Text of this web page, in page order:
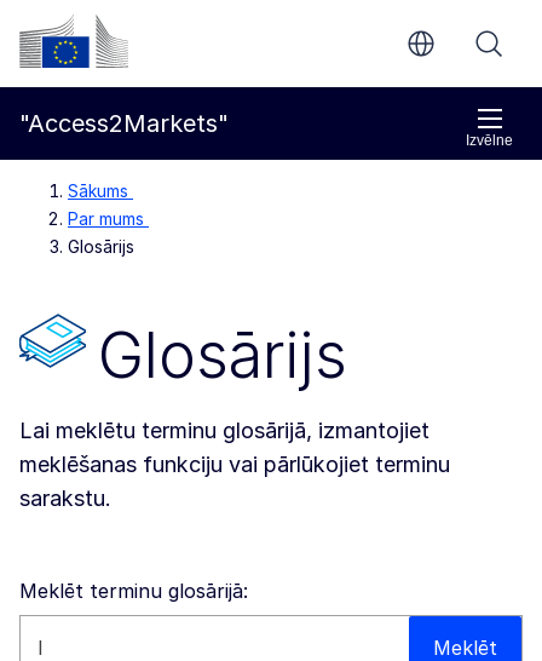
Pāriet uz galveno saturu
Eiropas Komisija
Izvēlne
"Access2Markets"
Sākums
Par mums
Glosārijs
Glosārijs
Lai meklētu terminu glosārijā, izmantojiet
meklēšanas funkciju vai pārlūkojiet terminu
sarakstu.
Meklēt terminu glosārijā:
Meklēt šajā tīmekļa vietnē Meklēt